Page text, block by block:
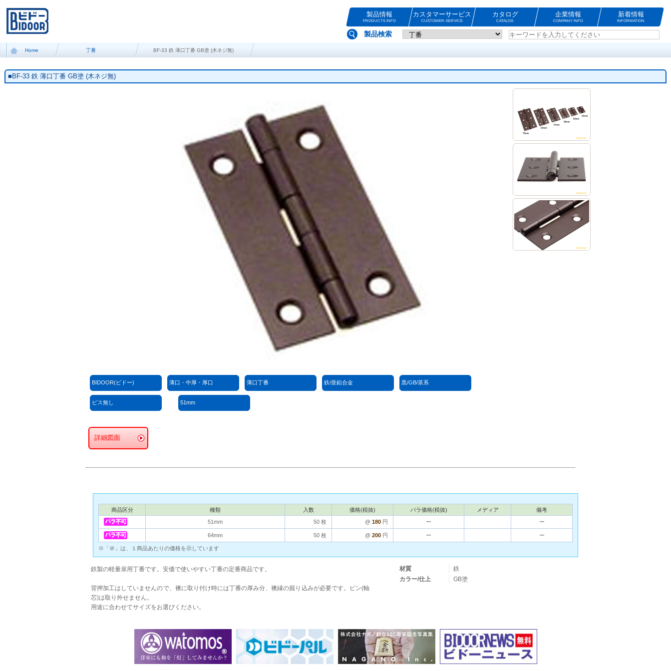
製品情報
PRODUCTS INFO
カスタマーサービス
CUSTOMER-SERVICE
カタログ
CATALOG
企業情報
COMPANY INFO
新着情報
INFORMATION
製品検索
Home 丁番 BF-33 鉄 薄口丁番 GB塗 (木ネジ無)
■BF-33 鉄 薄口丁番 GB塗 (木ネジ無)
BIDOOR(ビドー) 薄口・中厚・厚口 薄口丁番 鉄/亜鉛合金 黒/GB/茶系
ビス無し 51mm
詳細図面
商品区分 種類 入数 価格(税抜) バラ価格(税抜) メディア
備考
51mm
50 枚 @ 180 円 ー ー
64mm 50 枚 @ 200 円 ー ー
※「＠」は、１商品あたりの価格を示しています
鉄製の軽量扉用丁番です。安価で使いやすい丁番の定番商品です。
背押加工はしていませんので、襖に取り付け時には丁番の厚み分、襖縁の掘り込みが必要です。ピン(軸
芯)は取り外せません。
用途に合わせてサイズをお選びください。
材質
鉄
カラー/仕上
GB塗